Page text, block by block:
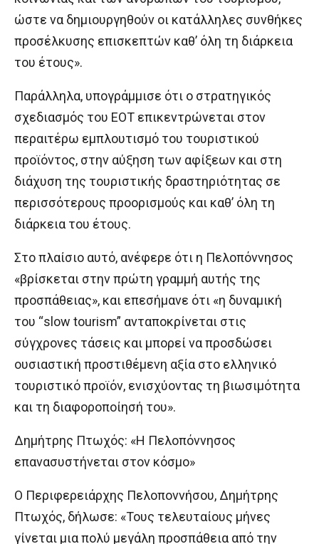
ώστε να δημιουργηθούν οι κατάλληλες συνθήκες
προσέλκυσης επισκεπτών καθ’ όλη τη διάρκεια
του έτους».
Παράλληλα, υπογράμμισε ότι ο στρατηγικός
σχεδιασμός του ΕΟΤ επικεντρώνεται στον
περαιτέρω εμπλουτισμό του τουριστικού
προϊόντος, στην αύξηση των αφίξεων και στη
διάχυση της τουριστικής δραστηριότητας σε
περισσότερους προορισμούς και καθ’ όλη τη
διάρκεια του έτους.
Στο πλαίσιο αυτό, ανέφερε ότι η Πελοπόννησος
«βρίσκεται στην πρώτη γραμμή αυτής της
προσπάθειας», και επεσήμανε ότι «η δυναμική
του “slow tourism” ανταποκρίνεται στις
σύγχρονες τάσεις και μπορεί να προσδώσει
ουσιαστική προστιθέμενη αξία στο ελληνικό
τουριστικό προϊόν, ενισχύοντας τη βιωσιμότητα
και τη διαφοροποίησή του».
Δημήτρης Πτωχός: «Η Πελοπόννησος
επανασυστήνεται στον κόσμο»
Ο Περιφερειάρχης Πελοποννήσου, Δημήτρης
Πτωχός, δήλωσε: «Τους τελευταίους μήνες
γίνεται μια πολύ μεγάλη προσπάθεια από την